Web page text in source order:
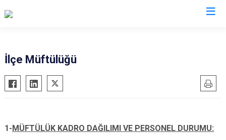
Akyurt
Altındağ
Bala
Keçiören
İlçe Müftülüğü
1-MÜFTÜLÜK KADRO DAĞILIMI VE PERSONEL DURUMU: